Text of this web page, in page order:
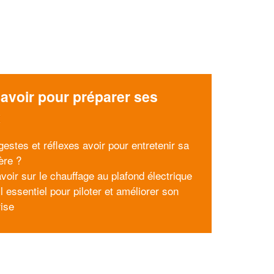
pour préparer ses
et réflexes avoir pour entretenir sa
?
sur le chauffage au plafond électrique
essentiel pour piloter et améliorer son